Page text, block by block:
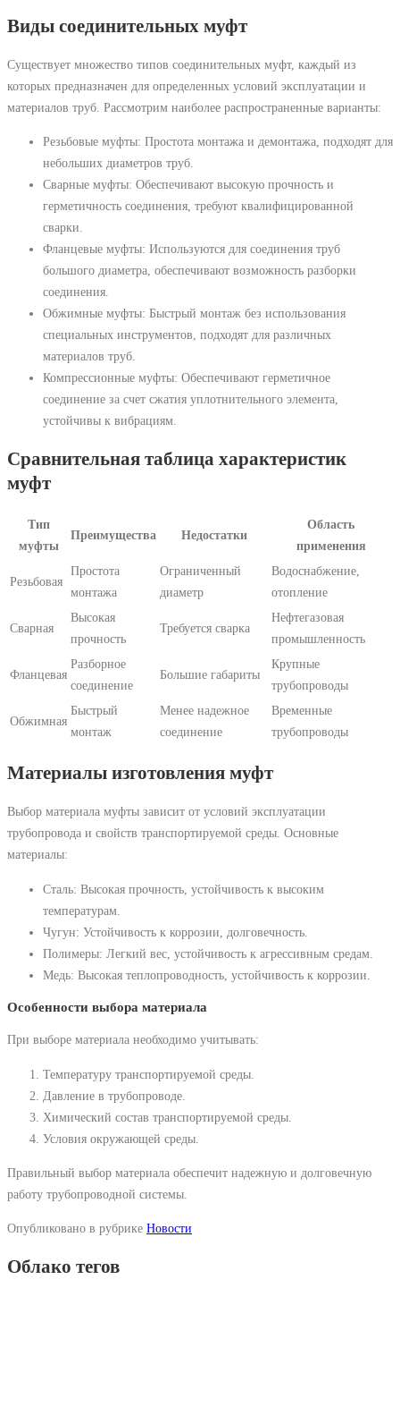
Виды соединительных муфт
Существует множество типов соединительных муфт, каждый из
которых предназначен для определенных условий эксплуатации и
материалов труб. Рассмотрим наиболее распространенные варианты:
Резьбовые муфты: Простота монтажа и демонтажа, подходят для
небольших диаметров труб.
Сварные муфты: Обеспечивают высокую прочность и
герметичность соединения, требуют квалифицированной
сварки.
Фланцевые муфты: Используются для соединения труб
большого диаметра, обеспечивают возможность разборки
соединения.
Обжимные муфты: Быстрый монтаж без использования
специальных инструментов, подходят для различных
материалов труб.
Компрессионные муфты: Обеспечивают герметичное
соединение за счет сжатия уплотнительного элемента,
устойчивы к вибрациям.
Сравнительная таблица характеристик
муфт
Тип
муфты
Преимущества Недостатки
Область
применения
Резьбовая
Простота
монтажа
Ограниченный
диаметр
Водоснабжение,
отопление
Сварная
Высокая
прочность
Требуется сварка
Нефтегазовая
промышленность
Фланцевая
Разборное
соединение
Большие габариты
Крупные
трубопроводы
Обжимная
Быстрый
монтаж
Менее надежное
соединение
Временные
трубопроводы
Материалы изготовления муфт
Выбор материала муфты зависит от условий эксплуатации
трубопровода и свойств транспортируемой среды. Основные
материалы:
Сталь: Высокая прочность, устойчивость к высоким
температурам.
Чугун: Устойчивость к коррозии, долговечность.
Полимеры: Легкий вес, устойчивость к агрессивным средам.
Медь: Высокая теплопроводность, устойчивость к коррозии.
Особенности выбора материала
При выборе материала необходимо учитывать:
Температуру транспортируемой среды.
Давление в трубопроводе.
Химический состав транспортируемой среды.
Условия окружающей среды.
Правильный выбор материала обеспечит надежную и долговечную
работу трубопроводной системы.
Опубликовано в рубрике Новости
Облако тегов